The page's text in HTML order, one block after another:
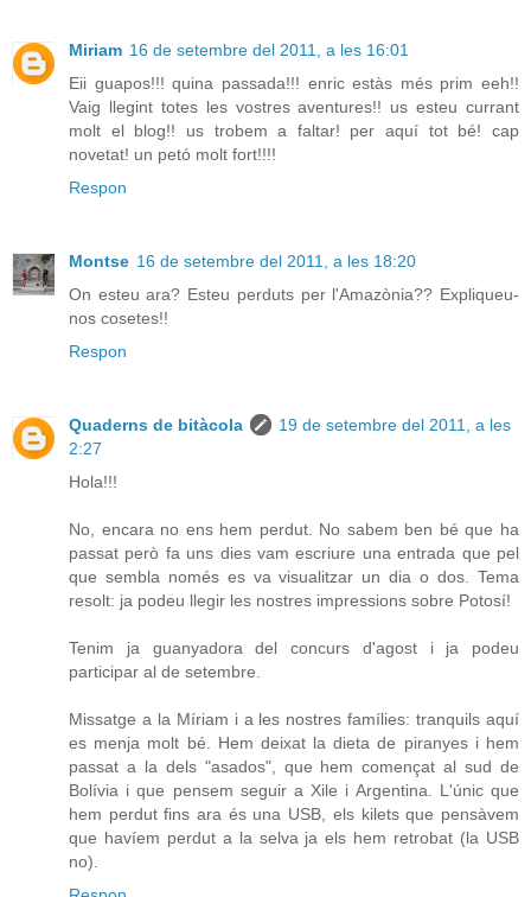
Miriam 16 de setembre del 2011, a les 16:01
Eii guapos!!! quina passada!!! enric estàs més prim eeh!!
Vaig llegint totes les vostres aventures!! us esteu currant
molt el blog!! us trobem a faltar! per aquí tot bé! cap
novetat! un petó molt fort!!!!
Respon
Montse 16 de setembre del 2011, a les 18:20
On esteu ara? Esteu perduts per l'Amazònia?? Expliqueu-
nos cosetes!!
Respon
Quaderns de bitàcola
19 de setembre del 2011, a les
2:27
Hola!!!
No, encara no ens hem perdut. No sabem ben bé que ha
passat però fa uns dies vam escriure una entrada que pel
que sembla només es va visualitzar un dia o dos. Tema
resolt: ja podeu llegir les nostres impressions sobre Potosí!
Tenim ja guanyadora del concurs d'agost i ja podeu
participar al de setembre.
Missatge a la Míriam i a les nostres famílies: tranquils aquí
es menja molt bé. Hem deixat la dieta de piranyes i hem
passat a la dels "asados", que hem començat al sud de
Bolívia i que pensem seguir a Xile i Argentina. L'únic que
hem perdut fins ara és una USB, els kilets que pensàvem
que havíem perdut a la selva ja els hem retrobat (la USB
no).